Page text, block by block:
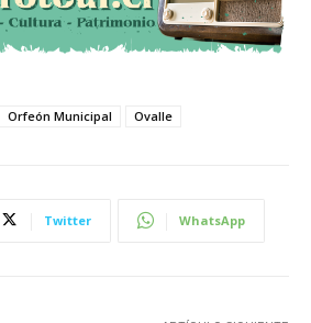
Orfeón Municipal Ovalle
Twitter WhatsApp